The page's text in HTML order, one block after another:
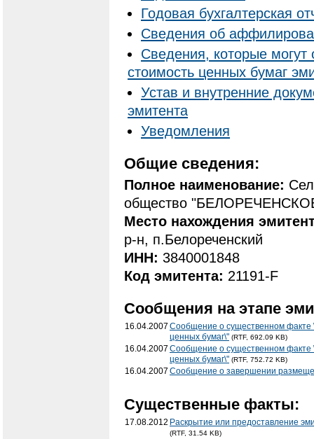
Годовая бухгалтерская
Cведения об
Сведения, которые могут
стоимость ценных бумаг
Устав и внутренние
эмитента
Уведомления
Общие сведения:
Полное наименование:
общество
Место нахождения
р-н, п.Белореченский
ИНН: 3840001848
Код эмитента: 21191-F
Сообщения на этапе
16.04.2007 Сообщение о существенном факте
ценных бумаг\" (RTF, 692.09 KB)
16.04.2007 Сообщение о существенном факте
ценных бумаг\" (RTF, 752.72 KB)
16.04.2007 Сообщение о завершении
Существенные факты:
17.08.2012 Раскрытие или предоставление
(RTF, 31.54 KB)